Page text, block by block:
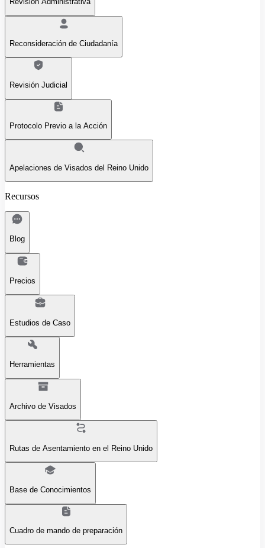
Reconsideración de Ciudadanía
Revisión Judicial
Protocolo Previo a la Acción
Apelaciones de Visados del Reino Unido
Recursos
Blog
Precios
Estudios de Caso
Herramientas
Archivo de Visados
Rutas de Asentamiento en el Reino Unido
Base de Conocimientos
Cuadro de mando de preparación